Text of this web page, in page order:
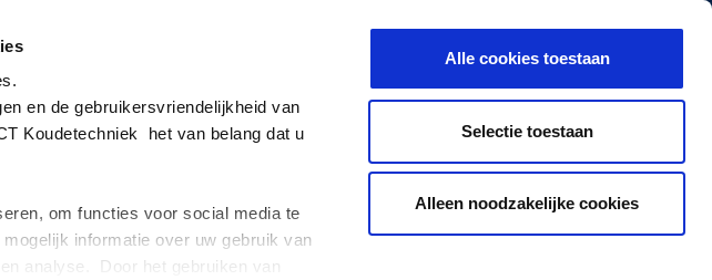
en de gebruikersvriendelijkheid van
Koudetechniek
het van belang dat u
om functies voor social media te
informatie over uw gebruik van
analyse. Door het gebruiken van
Alle cookies toestaan
Selectie toestaan
Alleen noodzakelijke cookies
Projects News Contact